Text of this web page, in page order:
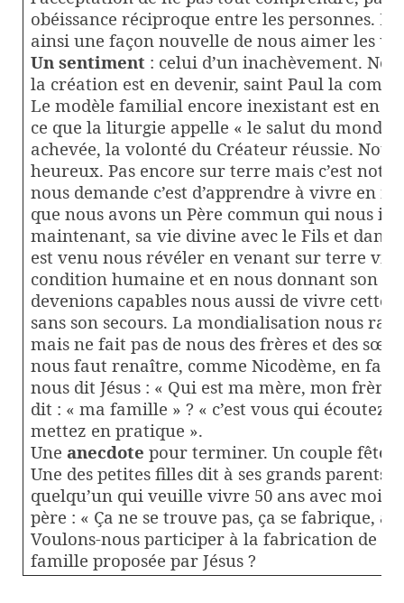
obéissance réciproque entre les personnes.
ainsi une façon nouvelle de nous aimer les
Un sentiment : celui d’un inachèvement.
la création est en devenir, saint Paul la
Le modèle familial encore inexistant est en
ce que la liturgie appelle « le salut du monde
achevée, la volonté du Créateur réussie.
heureux. Pas encore sur terre mais c’est
nous demande c’est d’apprendre à vivre en
que nous avons un Père commun qui nous
maintenant, sa vie divine avec le Fils et dans
est venu nous révéler en venant sur terre
condition humaine et en nous donnant son
devenions capables nous aussi de vivre cette
sans son secours. La mondialisation nous
mais ne fait pas de nous des frères et des
nous faut renaître, comme Nicodème, en
nous dit Jésus : « Qui est ma mère, mon
dit : « ma famille » ? « c’est vous qui écoutez
mettez en pratique ».
Une anecdote pour terminer. Un couple fête
Une des petites filles dit à ses grands parents
quelqu’un qui veuille vivre 50 ans avec moi
père : « Ça ne se trouve pas, ça se fabrique,
Voulons-nous participer à la fabrication de la
famille proposée par Jésus ?